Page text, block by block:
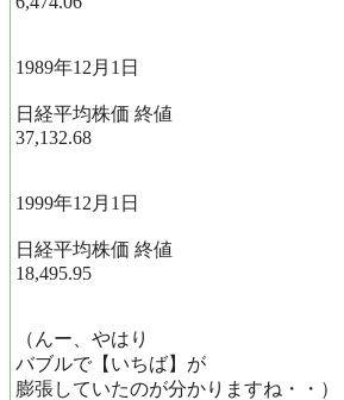
1989年12月1日
日経平均株価 終値
37,132.68
1999年12月1日
日経平均株価 終値
18,495.95
（んー、やはり
バブルで【いちば】が
膨張していたのが分かりますね・・）